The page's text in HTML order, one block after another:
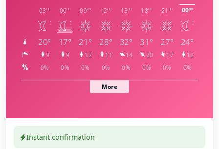
Instant confirmation